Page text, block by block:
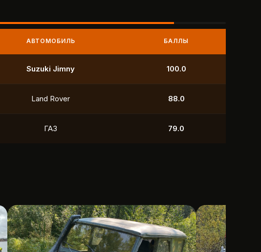
АВТОМОБИЛЬ БАЛЛЫ
УАЗ 250.0
УАЗ 211.0
Toyota 118.5